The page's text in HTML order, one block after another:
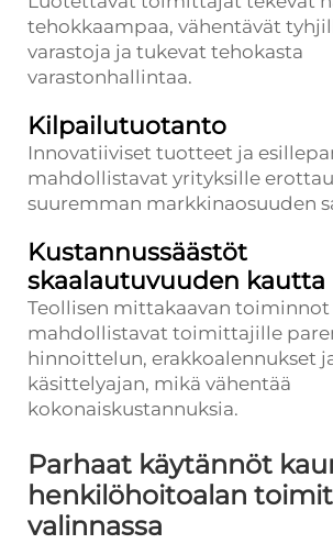
tehokkaampaa, vähentävät
varastoja ja tukevat tehokasta
varastonhallintaa.
Kilpailutuotanto
Innovatiiviset tuotteet ja
mahdollistavat yrityksille
suuremman markkinaosuuden
Kustannussäästöt
skaalautuvuuden kautta
Teollisen mittakaavan toiminnot
mahdollistavat toimittajille
hinnoittelun, erakkoalennukset
käsittelyajan, mikä vähentää
kokonaiskustannuksia.
Parhaat käytännöt
henkilöhoitoalan
valinnassa